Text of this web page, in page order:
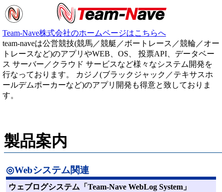
Team-Nave株式会社のホームページはこちらへ
team-naveは公営競技(競馬／競艇／ボートレース／競輪／オー
トレースなど)のアプリやWEB、OS、 投票API、データベー
ス サーバー／クラウド サービスなど様々なシステム開発を
行なっております。 カジノ(ブラックジャック／テキサスホ
ールデムポーカーなど)のアプリ開発も得意と致しておりま
す。
製品案内
◎Webシステム関連
ウェブログシステム「Team-Nave WebLog System」